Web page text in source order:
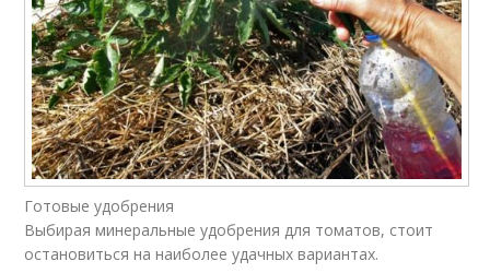
Готовые удобрения
Выбирая минеральные удобрения для томатов, стоит
остановиться на наиболее удачных вариантах.